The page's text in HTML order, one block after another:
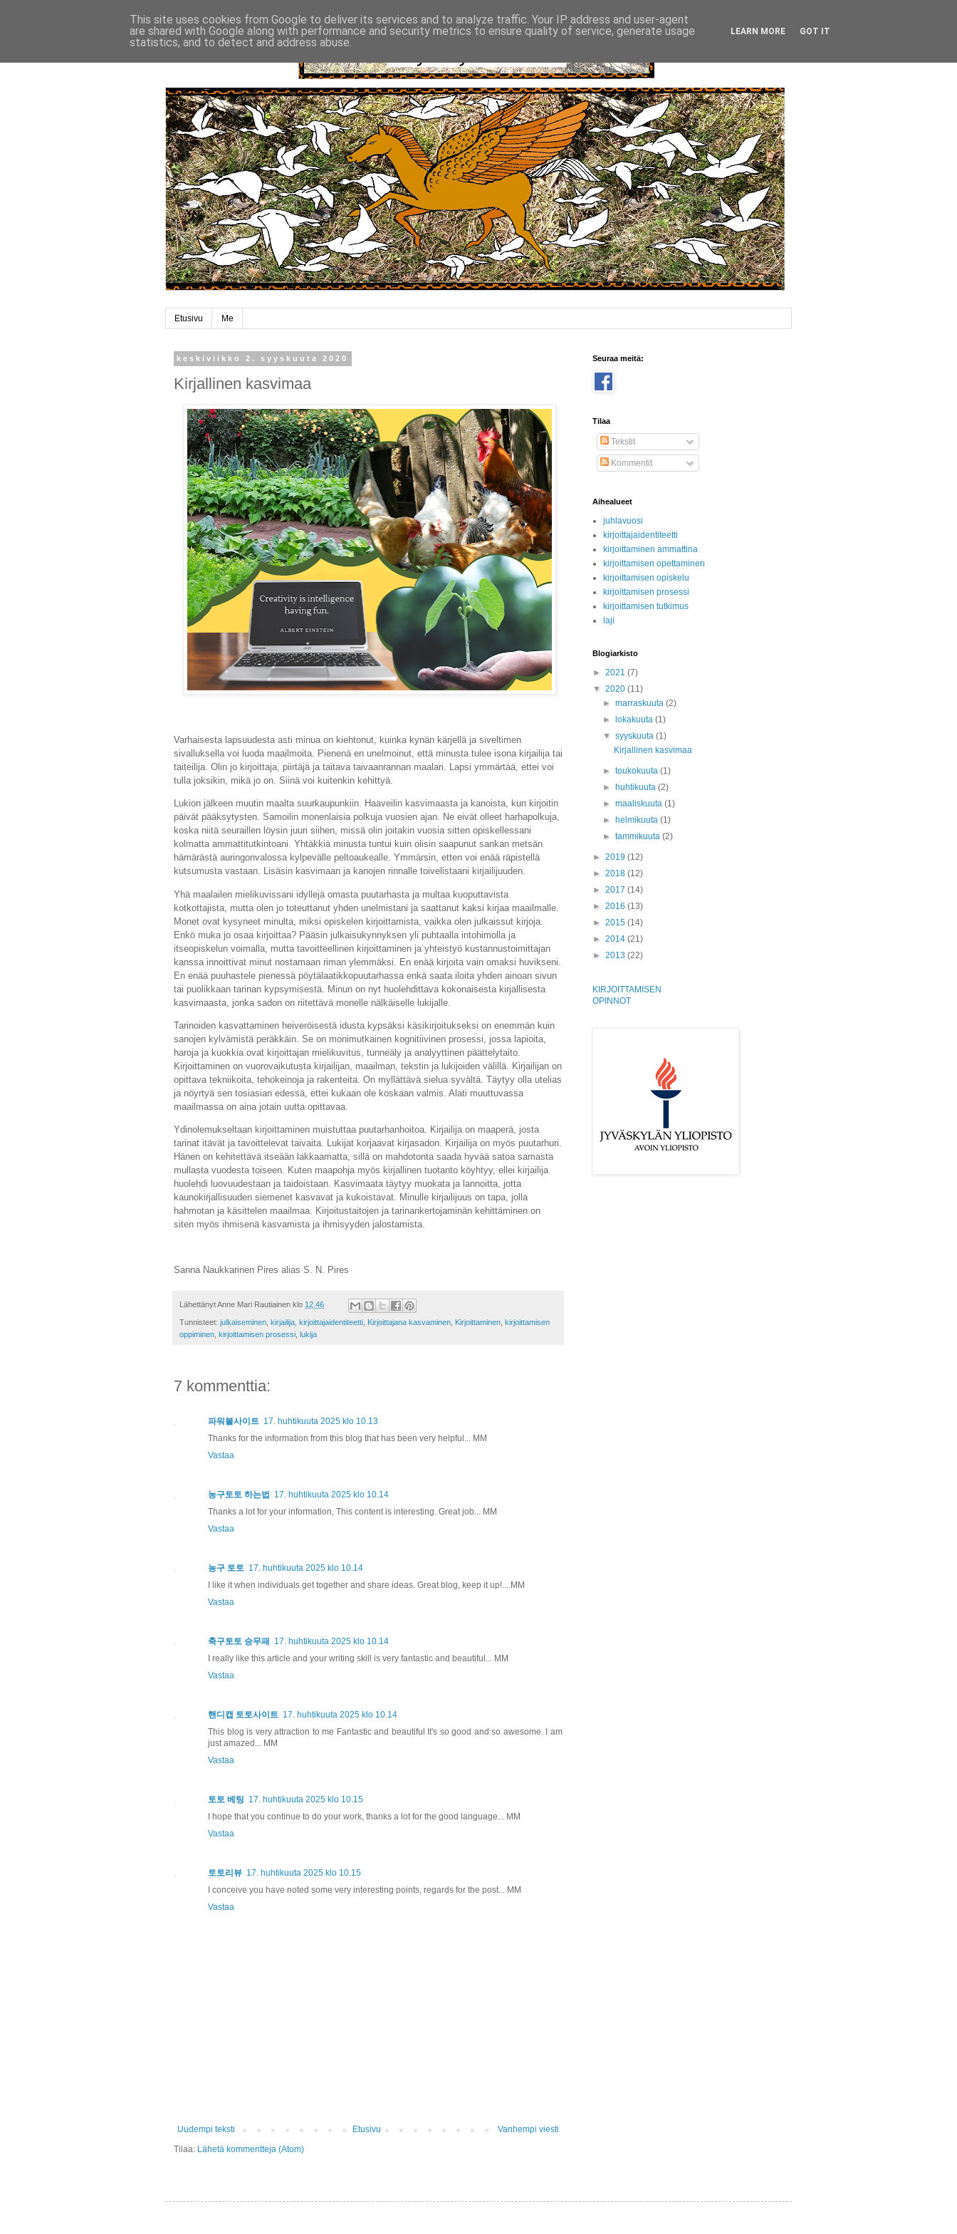
Etusivu Me
keskiviikko 2. syyskuuta 2020
Kirjallinen kasvimaa
Varhaisesta lapsuudesta asti minua on kiehtonut, kuinka kynän kärjellä ja siveltimen
sivalluksella voi luoda maailmoita. Pienenä en unelmoinut, että minusta tulee isona kirjailija tai
taiteilija. Olin jo kirjoittaja, piirtäjä ja taitava taivaanrannan maalari. Lapsi ymmärtää, ettei voi
tulla joksikin, mikä jo on. Siinä voi kuitenkin kehittyä.
Lukion jälkeen muutin maalta suurkaupunkiin. Haaveilin kasvimaasta ja kanoista, kun kirjoitin
päivät pääksytysten. Samoilin monenlaisia polkuja vuosien ajan. Ne eivät olleet harhapolkuja,
koska niitä seuraillen löysin juuri siihen, missä olin joitakin vuosia sitten opiskellessani
kolmatta ammattitutkintoani. Yhtäkkiä minusta tuntui kuin olisin saapunut sankan metsän
hämärästä auringonvalossa kylpevälle peltoaukealle. Ymmärsin, etten voi enää räpistellä
kutsumusta vastaan. Lisäsin kasvimaan ja kanojen rinnalle toivelistaani kirjailijuuden.
Yhä maalailen mielikuvissani idyllejä omasta puutarhasta ja multaa kuoputtavista
kotkottajista, mutta olen jo toteuttanut yhden unelmistani ja saattanut kaksi kirjaa maailmalle.
Monet ovat kysyneet minulta, miksi opiskelen kirjoittamista, vaikka olen julkaissut kirjoja.
Enkö muka jo osaa kirjoittaa? Pääsin julkaisukynnyksen yli puhtaalla intohimolla ja
itseopiskelun voimalla, mutta tavoitteellinen kirjoittaminen ja yhteistyö kustannustoimittajan
kanssa innoittivat minut nostamaan riman ylemmäksi. En enää kirjoita vain omaksi huvikseni.
En enää puuhastele pienessä pöytälaatikkopuutarhassa enkä saata iloita yhden ainoan sivun
tai puolikkaan tarinan kypsymisestä. Minun on nyt huolehdittava kokonaisesta kirjallisesta
kasvimaasta, jonka sadon on riitettävä monelle nälkäiselle lukijalle.
Tarinoiden kasvattaminen heiveröisestä idusta kypsäksi käsikirjoitukseksi on enemmän kuin
sanojen kylvämistä peräkkäin. Se on monimutkainen kognitiivinen prosessi, jossa lapioita,
haroja ja kuokkia ovat kirjoittajan mielikuvitus, tunneäly ja analyyttinen päättelytaito.
Kirjoittaminen on vuorovaikutusta kirjailijan, maailman, tekstin ja lukijoiden välillä. Kirjailijan on
opittava tekniikoita, tehokeinoja ja rakenteita. On myllättävä sielua syvältä. Täytyy olla utelias
ja nöyrtyä sen tosiasian edessä, ettei kukaan ole koskaan valmis. Alati muuttuvassa
maailmassa on aina jotain uutta opittavaa.
Ydinolemukseltaan kirjoittaminen muistuttaa puutarhanhoitoa. Kirjailija on maaperä, josta
tarinat itävät ja tavoittelevat taivaita. Lukijat korjaavat kirjasadon. Kirjailija on myös puutarhuri.
Hänen on kehitettävä itseään lakkaamatta, sillä on mahdotonta saada hyvää satoa samasta
mullasta vuodesta toiseen. Kuten maapohja myös kirjallinen tuotanto köyhtyy, ellei kirjailija
huolehdi luovuudestaan ja taidoistaan. Kasvimaata täytyy muokata ja lannoitta, jotta
kaunokirjallisuuden siemenet kasvavat ja kukoistavat. Minulle kirjailijuus on tapa, jolla
hahmotan ja käsittelen maailmaa. Kirjoitustaitojen ja tarinankertojaminän kehittäminen on
siten myös ihmisenä kasvamista ja ihmisyyden jalostamista.
Sanna Naukkarinen Pires alias S. N. Pires
LähettänytAnne Mari Rautiainen klo 12.46
Tunnisteet: julkaiseminen kirjailija kirjoittajaidentiteetti Kirjoittajana kasvaminen Kirjoittaminen kirjoittamisen
oppiminen kirjoittamisen prosessi lukija
7 kommenttia:
파워볼사이트 17. huhtikuuta 2025 klo 10.13
Thanks for the information from this blog that has been very helpful... MM
Vastaa
농구토토 하는법 17. huhtikuuta 2025 klo 10.14
Thanks a lot for your information, This content is interesting. Great job... MM
Vastaa
농구 토토 17. huhtikuuta 2025 klo 10.14
I like it when individuals get together and share ideas. Great blog, keep it up!... MM
Vastaa
축구토토 승무패 17. huhtikuuta 2025 klo 10.14
I really like this article and your writing skill is very fantastic and beautiful... MM
Vastaa
핸디캡 토토사이트 17. huhtikuuta 2025 klo 10.14
This blog is very attraction to me Fantastic and beautiful It's so good and so awesome. I am
just amazed... MM
Vastaa
토토 베팅 17. huhtikuuta 2025 klo 10.15
I hope that you continue to do your work, thanks a lot for the good language... MM
Vastaa
토토리뷰 17. huhtikuuta 2025 klo 10.15
I conceive you have noted some very interesting points, regards for the post... MM
Vastaa
Uudempi teksti Vanhempi viesti
Etusivu
Tilaa: Lähetä kommentteja (Atom)
Seuraa meitä:
Tilaa
Tekstit
Kommentit
Aihealueet
juhlavuosi
kirjoittajaidentiteetti
kirjoittaminen ammattina
kirjoittamisen opettaminen
kirjoittamisen opiskelu
kirjoittamisen prosessi
kirjoittamisen tutkimus
laji
Blogiarkisto
► 2021 (7)
▼ 2020 (11)
►marraskuuta(2)
►
lokakuuta(1)
▼syyskuuta(1)
Kirjallinen kasvimaa
►toukokuuta(1)
►
huhtikuuta(2)
►maaliskuuta(1)
►
helmikuuta(1)
►tammikuuta(2)
► 2019 (12)
► 2018 (12)
► 2017 (14)
► 2016 (13)
► 2015 (14)
► 2014 (21)
► 2013 (22)
KIRJOITTAMISEN
OPINNOT
This site uses cookies from Google to deliver its services and to analyze traffic. Your IP address and user-agent
are shared with Google along with performance and security metrics to ensure quality of service, generate usage
statistics, and to detect and address abuse.
LEARN MORE GOT IT